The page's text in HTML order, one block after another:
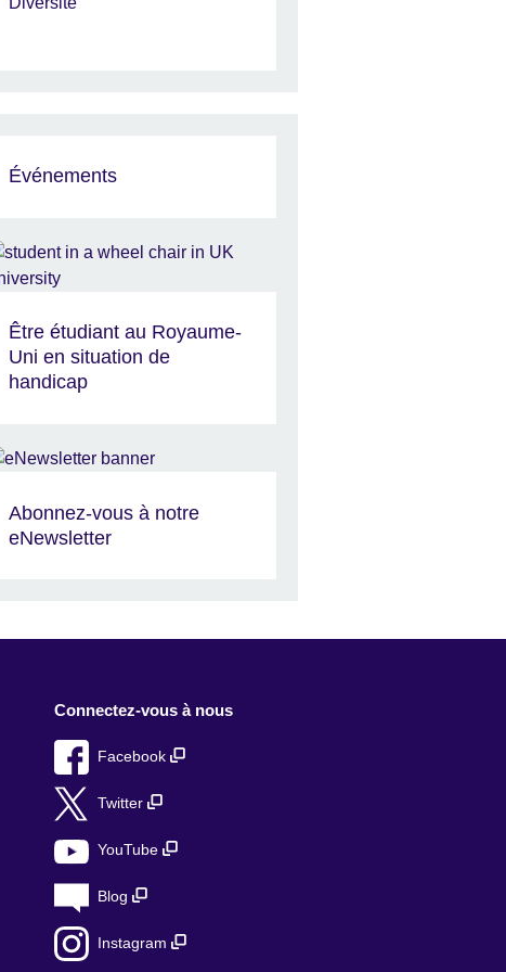
Événements
Être étudiant au Royaume-
Uni en situation de
handicap
Abonnez-vous à notre
eNewsletter
Connectez-vous à nous
Facebook
Twitter
YouTube
Blog
Instagram